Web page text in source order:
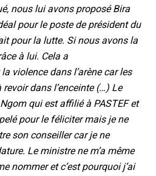
nous lui avons proposé Bira
pour le poste de président du
pour la lutte. Si nous avons la
à lui. Cela a
violence dans l’arène car les
dans l’enceinte (…) Le
qui est affilié à PASTEF et
pour le féliciter mais je ne
son conseiller car je ne
Le ministre ne m’a même
nommer et c’est pourquoi j’ai